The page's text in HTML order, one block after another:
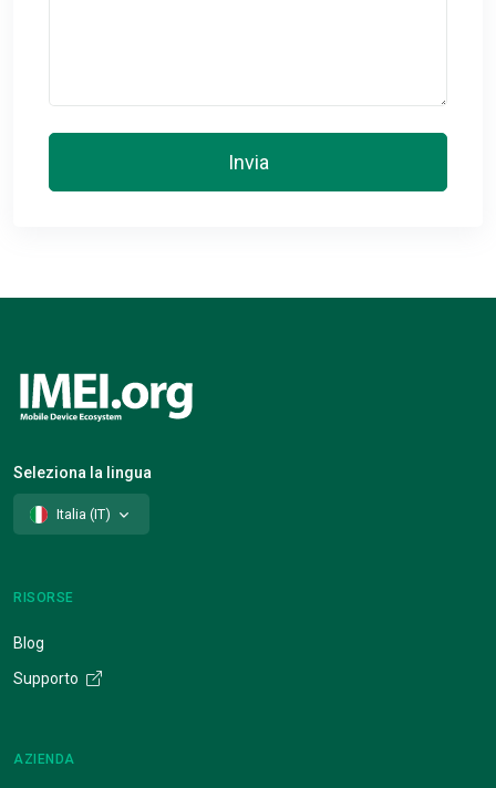
Invia
Seleziona la lingua
Italia (IT)
RISORSE
Blog
Supporto
AZIENDA